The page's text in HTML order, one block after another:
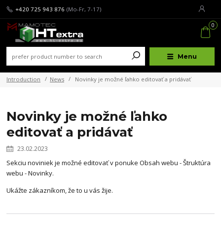
Menu
+420 725 943 876 (Mo-Fr, 7-17)
0
Introduction News Novinky je možné ľahko editovať a pridávať
Novinky je možné ľahko
editovať a pridávať
23.02.2023
Sekciu noviniek je možné editovať v ponuke Obsah webu - Štruktúra
webu - Novinky.
Ukážte zákazníkom, že to u vás žije.